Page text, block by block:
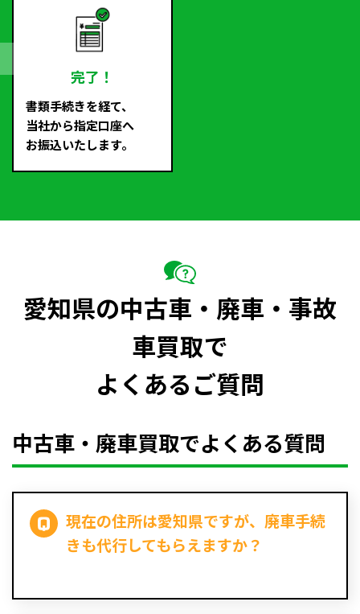
完了！
書類手続きを経て、
当社から指定口座へ
お振込いたします。
愛知県の中古車・廃車・事故
車買取で
よくあるご質問
中古車・廃車買取でよくある質問
現在の住所は愛知県ですが、廃車手続
きも代行してもらえますか？